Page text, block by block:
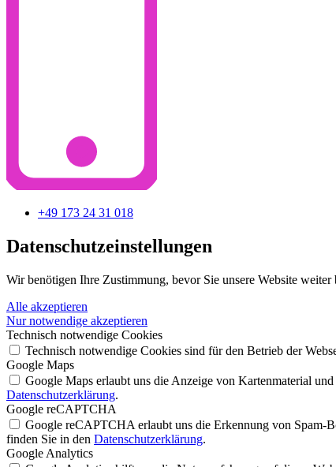
+49 173 24 31 018
Datenschutz­einstellungen
Wir benötigen Ihre Zustimmung, bevor Sie unsere Website
Alle akzeptieren
Nur notwendige akzeptieren
Technisch notwendige Cookies
Technisch notwendige Cookies sind für den Betrieb der
Google Maps
Google Maps erlaubt uns die Anzeige von Kartenmaterial
Datenschutzerklärung.
Google reCAPTCHA
Google reCAPTCHA erlaubt uns die Erkennung von Spam-
finden Sie in den Datenschutzerklärung.
Google Analytics